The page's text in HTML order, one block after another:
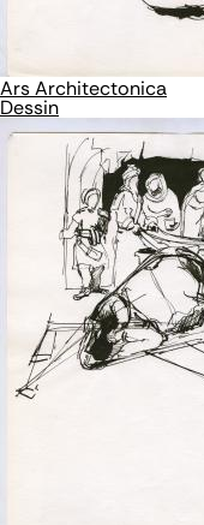
Ars Architectonica
Dessin